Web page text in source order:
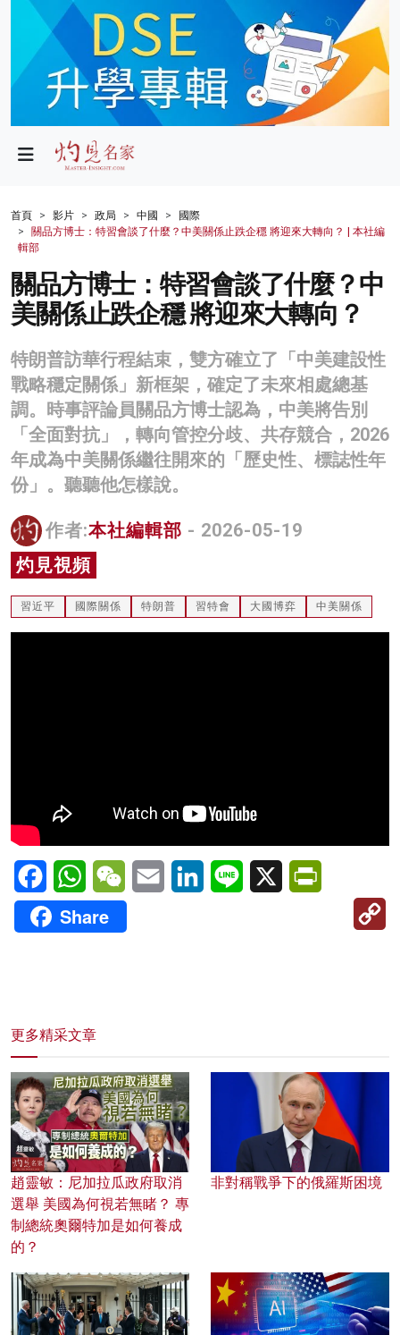
政局
財經
生活
健康
商業
科技
影片
名家榜
灼見活動
關於我們
首頁 影片 政局 中國
國際
關品方博士：特習會談了什麼？中美關係止跌企穩 將迎來大轉向？ | 本社編
輯部
關品方博士：特習會談了什麼？中
美關係止跌企穩 將迎來大轉向？
特朗普訪華行程結束，雙方確立了「中美建設性
戰略穩定關係」新框架，確定了未來相處總基
調。時事評論員關品方博士認為，中美將告別
「全面對抗」，轉向管控分歧、共存競合，2026
年成為中美關係繼往開來的「歷史性、標誌性年
份」。聽聽他怎樣說。
作者:本社編輯部 - 2026-05-19
灼見視頻
習近平 國際關係 特朗普 習特會 大國博弈 中美關係
FacebookWhatsAppWeChatEmail LinkedInLine X
Share
更多精采文章
趙靈敏：尼加拉瓜政府取消
選舉 美國為何視若無睹？ 專
制總統奧爾特加是如何養成
的？
非對稱戰爭下的俄羅斯困境